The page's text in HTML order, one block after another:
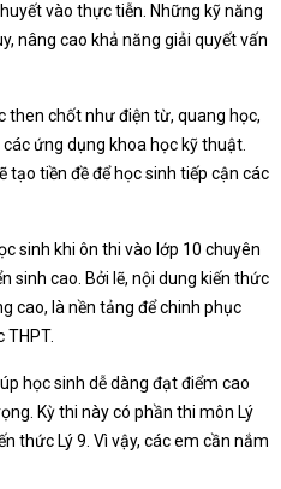
vào thực tiễn. Những kỹ năng
nâng cao khả năng giải quyết vấn
then chốt như điện từ, quang học,
ứng dụng khoa học kỹ thuật.
tạo tiền đề để học sinh tiếp cận các
sinh khi ôn thi vào lớp 10 chuyên
sinh cao. Bởi lẽ, nội dung kiến thức
cao, là nền tảng để chinh phục
THPT.
học sinh dễ dàng đạt điểm cao
Kỳ thi này có phần thi môn Lý
thức Lý 9. Vì vậy, các em cần nắm